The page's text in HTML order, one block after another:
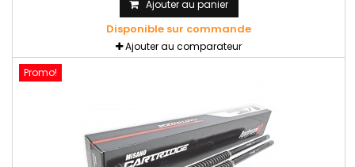
avec réglages hydrauliques
Ajouter au panier
Disponible sur commande
Ajouter au comparateur
Promo!